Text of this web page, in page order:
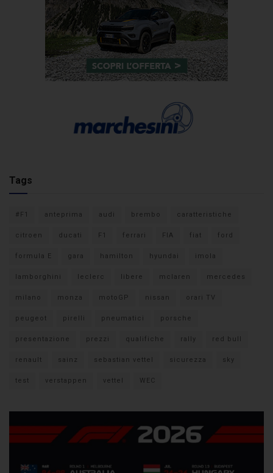
Tags
#F1 anteprima audi brembo caratteristiche
citroen ducati F1 ferrari FIA fiat ford
formula E gara hamilton hyundai imola
lamborghini leclerc libere mclaren mercedes
milano monza motoGP nissan orari TV
peugeot pirelli pneumatici porsche
presentazione prezzi qualifiche rally red bull
renault sainz sebastian vettel sicurezza sky
test verstappen vettel WEC